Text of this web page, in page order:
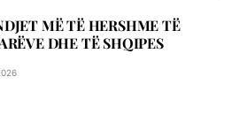
MË TË HERSHME TË
DHE TË SHQIPES